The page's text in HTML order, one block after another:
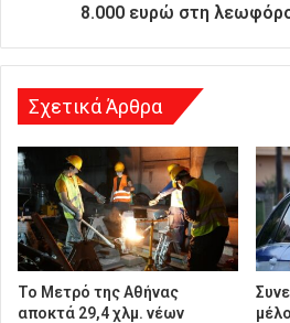
σ
8.000 ευρώ στη
Σχετικά Άρθρα
Το Μετρό της Αθήνας
αποκτά 29,4 χλμ. νέων